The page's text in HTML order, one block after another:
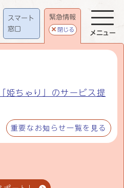
スマート
窓口
緊急情報
閉じる
姫ちゃり」のサービス提
重要なお知らせ一覧を見る
メニュー